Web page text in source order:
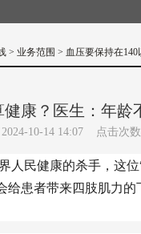
> 业务范围 > 血压要保持在
康？医生：年龄
10-14 14:07 点击次数
民健康的杀手，这位
患者带来四肢肌力